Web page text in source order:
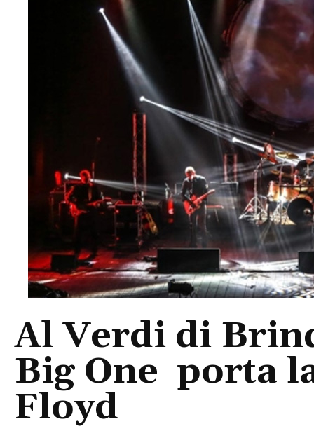
Al Verdi di
Big One porta
Floyd